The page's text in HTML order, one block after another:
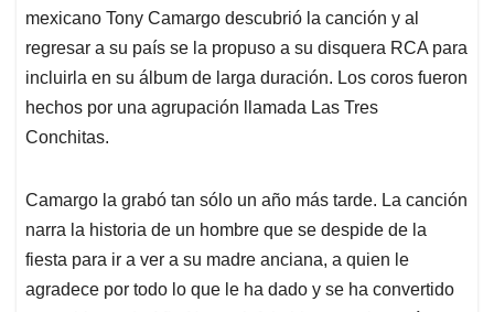
mexicano Tony Camargo descubrió la canción y al
regresar a su país se la propuso a su disquera RCA para
incluirla en su álbum de larga duración. Los coros fueron
hechos por una agrupación llamada Las Tres
Conchitas.
Camargo la grabó tan sólo un año más tarde. La canción
narra la historia de un hombre que se despide de la
fiesta para ir a ver a su madre anciana, a quien le
agradece por todo lo que le ha dado y se ha convertido